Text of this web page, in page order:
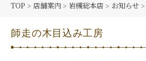
TOP > 店舗案内 > 岩槻総本店 > お知らせ >
師走の木目込み工房